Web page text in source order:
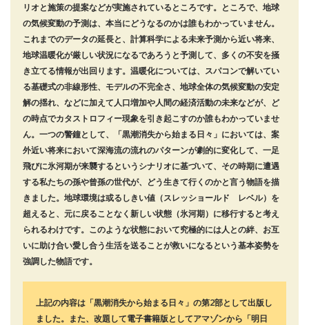
リオと施策の提案などが実施されているところです。ところで、地球
の気候変動の予測は、本当にどうなるのかは誰もわかっていません。
これまでのデータの延長と、計算科学による未来予測から近い将来、
地球温暖化が厳しい状況になるであろうと予測して、多くの不安を掻
き立てる情報が出回ります。温暖化については、スパコンで解いてい
る基礎式の非線形性、モデルの不完全さ、地球全体の気候変動の安定
解の揺れ、などに加えて人口増加や人間の経済活動の未来などが、ど
の時点でカタストロフィー現象を引き起こすのか誰もわかっていませ
ん。一つの警鐘として、「黒潮消失から始まる日々」においては、案
外近い将来において深海流の流れのパターンが劇的に変化して、一足
飛びに氷河期が来襲するというシナリオに基づいて、その時期に遭遇
する私たちの孫や曾孫の世代が、どう生きて行くのかと言う物語を描
きました。地球環境は或るしきい値（スレッショールド レベル）を
超えると、元に戻ることなく新しい状態（氷河期）に移行すると考え
られるわけです。このような状態において究極的には人との絆、お互
いに助け合い愛し合う生活を送ることが救いになるという基本姿勢を
強調した物語です。
上記の内容は「黒潮消失から始まる日々」の第2部として出版し
ました。また、改題して電子書籍版としてアマゾンから「明日